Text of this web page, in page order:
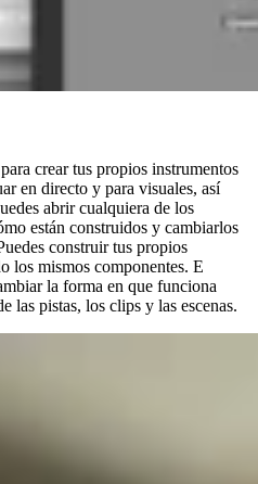
crear tus propios instrumentos
en directo y para visuales, así
abrir cualquiera de los
están construidos y cambiarlos
construir tus propios
los mismos componentes. E
la forma en que funciona
las pistas, los clips y las escenas.